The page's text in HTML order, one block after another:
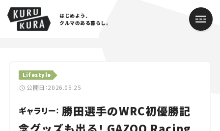
はじめよう、
クルマのある暮らし。
Lifestyle
公開日：2026.05.25
ギャラリー： 勝田選手のWRC初優勝記
Cars
Lifestyle